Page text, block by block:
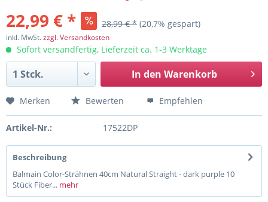
22,99 € * 28,99 € * (20,7% gespart)
inkl. MwSt.zzgl. Versandkosten
Sofort versandfertig, Lieferzeit ca. 1-3 Werktage
In den Warenkorb
Merken Bewerten Empfehlen
Artikel-Nr.: 17522DP
Beschreibung
Balmain Color-Strähnen 40cm Natural Straight - dark purple 10
Stück Fiber... mehr